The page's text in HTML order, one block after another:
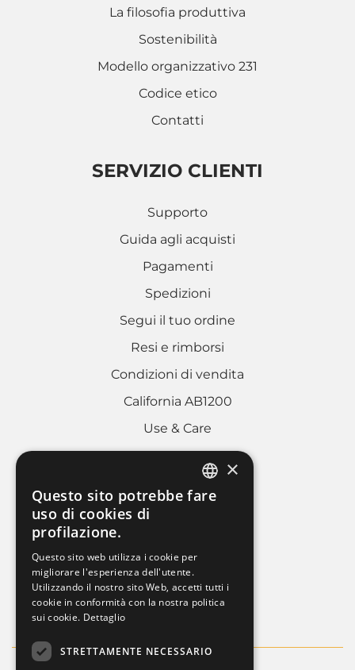
La filosofia produttiva
Sostenibilità
Modello organizzativo 231
Codice etico
Contatti
SERVIZIO CLIENTI
Supporto
Guida agli acquisti
Pagamenti
Spedizioni
Segui il tuo ordine
Resi e rimborsi
Condizioni di vendita
California AB1200
Use & Care
AREA LEGALE
Cookies policy
Whistleblowing
Dati societari
ITALIAN
×
Questo sito potrebbe fare
uso di cookies di
profilazione.
Questo sito web utilizza i cookie per
migliorare l'esperienza dell'utente.
Utilizzando il nostro sito Web, accetti tutti i
cookie in conformità con la nostra politica
sui cookie. Dettaglio
STRETTAMENTE NECESSARIO